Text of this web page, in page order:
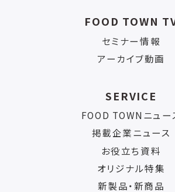
FOOD TOWN
セミナー情報
アーカイブ動画
SERVICE
FOOD TOWNニュー
掲載企業ニュース
お役立ち資料
オリジナル特集
新製品・新商品